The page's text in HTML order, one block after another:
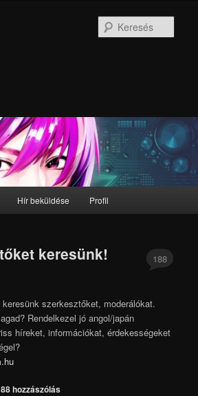
Hír beküldése Profil
keresünk! 188
szerkesztőket, moderálókat.
Rendelkezel jó angol/japán
híreket, információkat, érdekességeket
hozzászólás